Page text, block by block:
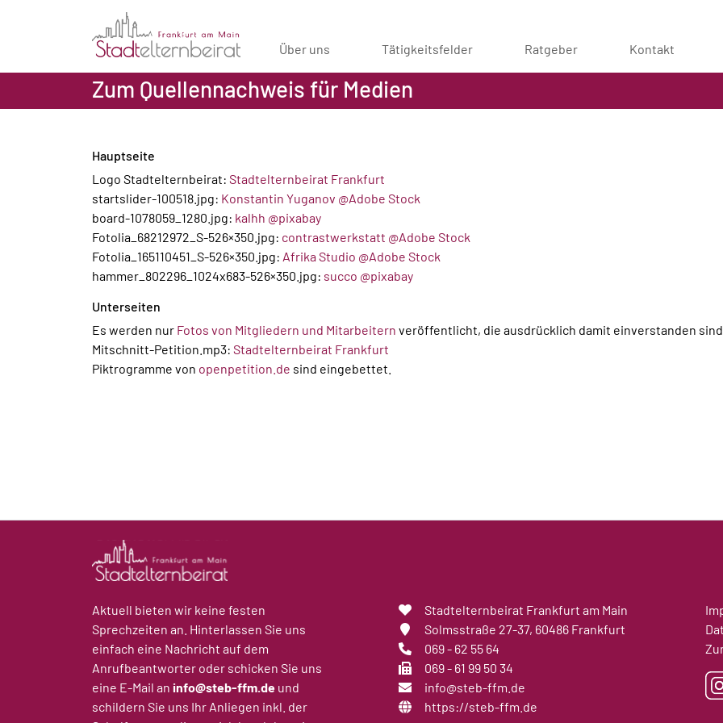
Über uns Tätigkeitsfelder Ratgeber Kontakt
Zum Quellennachweis für Medien
Hauptseite
Logo Stadtelternbeirat: Stadtelternbeirat Frankfurt
startslider-100518.jpg: Konstantin Yuganov @Adobe Stock
board-1078059_1280.jpg: kalhh @pixabay
Fotolia_68212972_S-526×350.jpg: contrastwerkstatt @Adobe Stock
Fotolia_165110451_S-526×350.jpg: Afrika Studio @Adobe Stock
hammer_802296_1024x683-526×350.jpg: succo @pixabay
Unterseiten
Es werden nur Fotos von Mitgliedern und Mitarbeitern veröffentlicht, die ausdrücklich damit einverstanden
Mitschnitt-Petition.mp3: Stadtelternbeirat Frankfurt
Piktrogramme von openpetition.de sind eingebettet.
Aktuell bieten wir keine festen
Sprechzeiten an. Hinterlassen Sie uns
einfach eine Nachricht auf dem
Anrufbeantworter oder schicken Sie uns
eine E-Mail an info@steb-ffm.de und
schildern Sie uns Ihr Anliegen inkl. der
Stadtelternbeirat Frankfurt am Main
Solmsstraße 27-37, 60486 Frankfurt
069 - 62 55 64
069 - 61 99 50 34
info@steb-ffm.de
https://steb-ffm.de